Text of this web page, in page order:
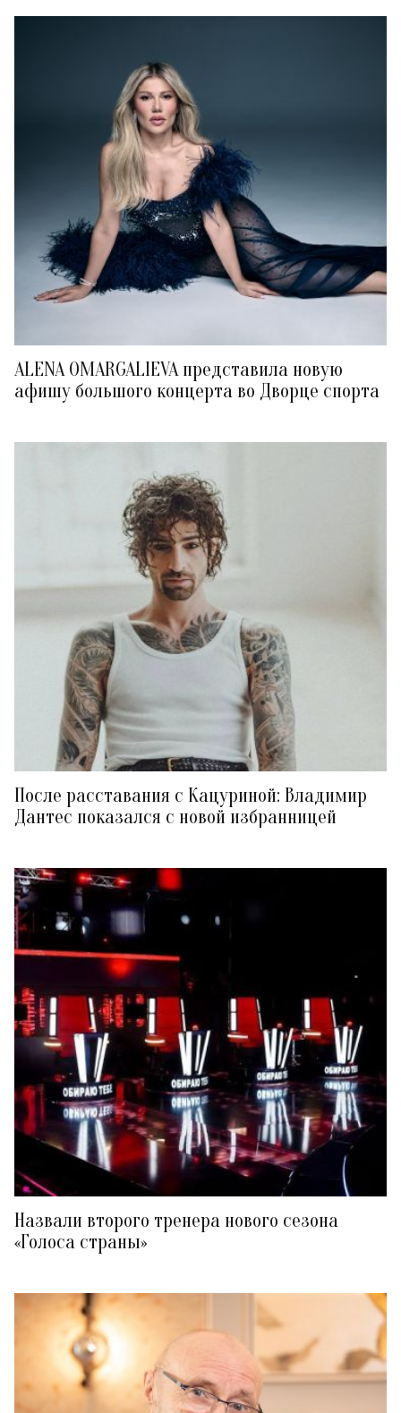
ALENA OMARGALIEVA представила новую
афишу большого концерта во Дворце спорта
После расставания с Кацуриной: Владимир
Дантес показался с новой избранницей
Назвали второго тренера нового сезона
«Голоса страны»